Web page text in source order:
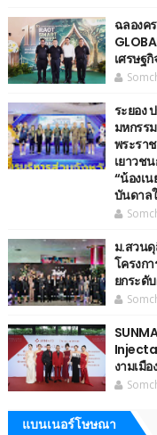
ฉลองคร
เศรษฐ
ระยอง
มหกรร
พระรา
เยาวช
“น้องเ
บันดาล
ม.สวน
โครงกา
ยกระดั
งามเมือ
แบนเนอร์โษษณา